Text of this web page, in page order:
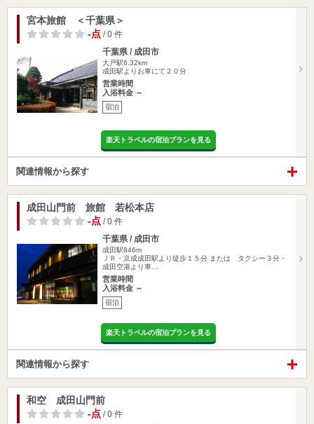
宮本旅館 ＜千葉県＞
-点 / 0 件
千葉県 / 成田市
大戸駅6.32km
成田駅よりお車にて２０分
営業時間
入浴料金 ～
宿泊
楽天トラベルの宿泊プランを見る
関連情報から探す
成田山門前 旅館 若松本店
-点 / 0 件
千葉県 / 成田市
成田駅846m
ＪＲ・京成成田駅より徒歩１５分 または タクシー３分・
成田空港より車…
営業時間
入浴料金 ～
宿泊
楽天トラベルの宿泊プランを見る
関連情報から探す
和空 成田山門前
-点 / 0 件